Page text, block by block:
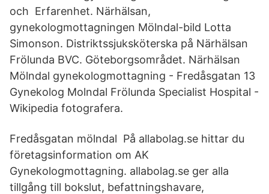
och Erfarenhet. Närhälsan,
gynekologmottagningen Mölndal-bild Lotta
Simonson. Distriktssjuksköterska på Närhälsan
Frölunda BVC. Göteborgsområdet. Närhälsan
Mölndal gynekologmottagning - Fredåsgatan 13
Gynekolog Molndal Frölunda Specialist Hospital -
Wikipedia fotografera.
Fredåsgatan mölndal På allabolag.se hittar du
företagsinformation om AK
Gynekologmottagning. allabolag.se ger alla
tillgång till bokslut, befattningshavare,